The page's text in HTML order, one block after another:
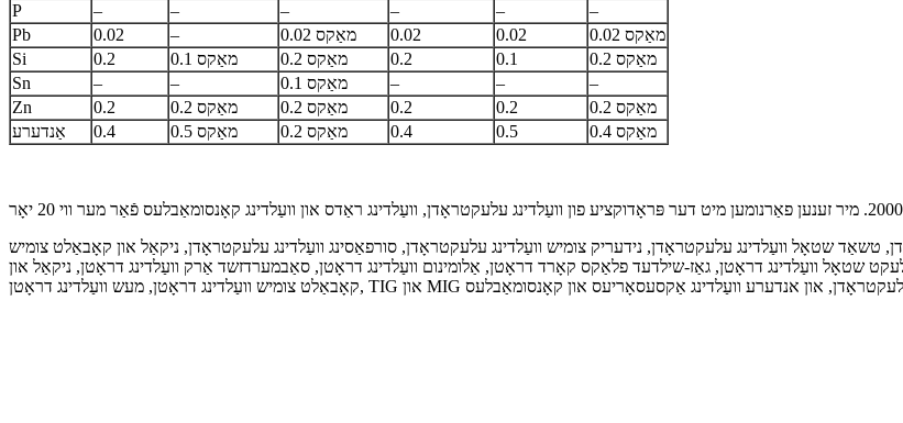
P
– – – – –
–
Pb
0.02 – מאַקס 0.02 0.02 0.02
מאַקס 0.02
Si
0.2 מאַקס 0.1 מאַקס 0.2 0.2 0.1
מאַקס 0.2
Sn
– – מאַקס 0.1 – –
–
Zn
0.2 מאַקס 0.2 מאַקס 0.2 0.2 0.2
מאַקס 0.2
אַנדערע
0.4 מאַקס 0.5 מאַקס 0.2 0.4 0.5 מאַקס 0.4
טשאַד שטאָל וועַלדינג עלעקטראָדן, נידעריק צומיש וועַלדינג עלעקטראָדן, סורפאַסינג וועַלדינג עלעקטראָדן, ניקאַל און קאָבאַלט צומיש
שטאָל וועַלדינג דראָטן, גאַז-שילדעד פלאַקס קאָרד דראָטן, אַלומינום וועַלדינג דראָטן, סאַבמערדזשד אַרק וועַלדינג דראָטן, ניקאַל און